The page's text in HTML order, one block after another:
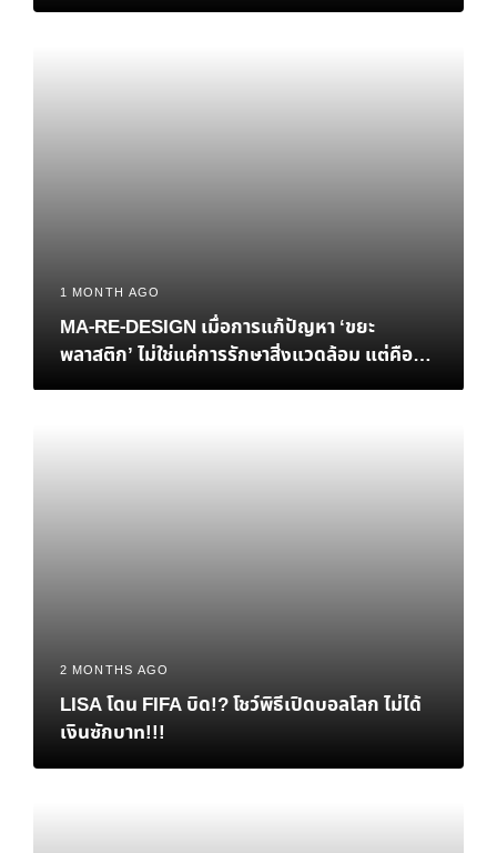
1 MONTH AGO
MA-RE-DESIGN เมื่อการแก้ปัญหา ‘ขยะ
พลาสติก’ ไม่ใช่แค่การรักษาสิ่งแวดล้อม แต่คือ
‘ทางรอด’ ทางเศรษฐกิจของไทย
2 MONTHS AGO
LISA โดน FIFA บิด!? โชว์พิธีเปิดบอลโลก ไม่ได้
เงินซักบาท!!!